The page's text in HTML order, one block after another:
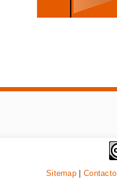
Sitemap Contacto